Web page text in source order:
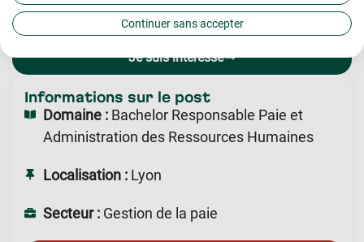
Rémunération : Conformément à la législation
en vigueur pour les contrats en alternance
Je suis intéressé
Informations sur le post
Domaine : Bachelor Responsable Paie et
Administration des Ressources Humaines
Localisation : Lyon
Secteur :Gestion de la paie
Continuer sans accepter